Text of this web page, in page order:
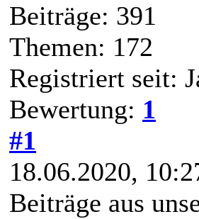
Beiträge: 391
Themen: 172
Registriert seit:
Bewertung: 1
#1
18.06.2020,
Beiträge aus